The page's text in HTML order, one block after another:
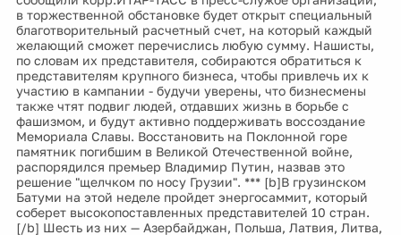
в торжественной обстановке будет открыт специальный
благотворительный расчетный счет, на который каждый
желающий сможет перечислись любую сумму. Нашисты,
по словам их представителя, собираются обратиться к
представителям крупного бизнеса, чтобы привлечь их к
участию в кампании - будучи уверены, что бизнесмены
также чтят подвиг людей, отдавших жизнь в борьбе с
фашизмом, и будут активно поддерживать воссоздание
Мемориала Славы. Восстановить на Поклонной горе
памятник погибшим в Великой Отечественной войне,
распорядился премьер Владимир Путин, назвав это
решение "щелчком по носу Грузии". *** [b]В грузинском
Батуми на этой неделе пройдет энергосаммит, который
соберет высокопоставленных представителей 10 стран.
[/b] Шесть из них — Азербайджан, Польша, Латвия, Литва,